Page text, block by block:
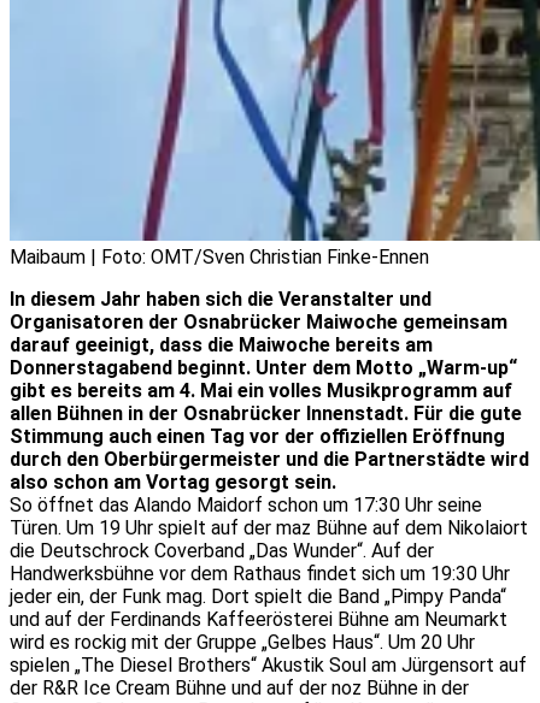
Maibaum | Foto: OMT/Sven Christian Finke-Ennen
In diesem Jahr haben sich die Veranstalter und
Organisatoren der Osnabrücker Maiwoche gemeinsam
darauf geeinigt, dass die Maiwoche bereits am
Donnerstagabend beginnt. Unter dem Motto „Warm-up“
gibt es bereits am 4. Mai ein volles Musikprogramm auf
allen Bühnen in der Osnabrücker Innenstadt. Für die gute
Stimmung auch einen Tag vor der offiziellen Eröffnung
durch den Oberbürgermeister und die Partnerstädte wird
also schon am Vortag gesorgt sein.
So öffnet das Alando Maidorf schon um 17:30 Uhr seine
Türen. Um 19 Uhr spielt auf der maz Bühne auf dem Nikolaiort
die Deutschrock Coverband „Das Wunder“. Auf der
Handwerksbühne vor dem Rathaus findet sich um 19:30 Uhr
jeder ein, der Funk mag. Dort spielt die Band „Pimpy Panda“
und auf der Ferdinands Kaffeerösterei Bühne am Neumarkt
wird es rockig mit der Gruppe „Gelbes Haus“. Um 20 Uhr
spielen „The Diesel Brothers“ Akustik Soul am Jürgensort auf
der R&R Ice Cream Bühne und auf der noz Bühne in der